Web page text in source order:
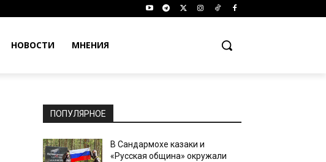
НОВОСТИ МНЕНИЯ
ПОПУЛЯРНОЕ
В Сандармохе казаки и
«Русская община» окружали